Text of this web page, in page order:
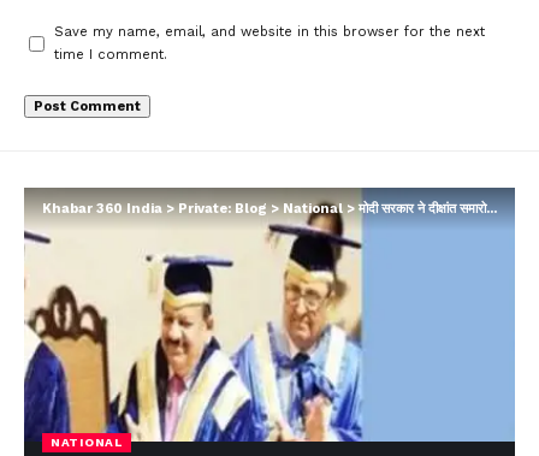
Save my name, email, and website in this browser for the next
time I comment.
Khabar 360 India>Private: Blog>National>मोदी सरकार ने दीक्षांत समारोह में ‘देसी परिधान’ को बनाया नया नियम
NATIONAL